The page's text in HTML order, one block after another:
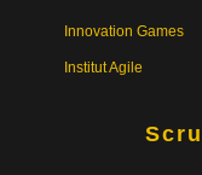
Innovation Games
Institut Agile